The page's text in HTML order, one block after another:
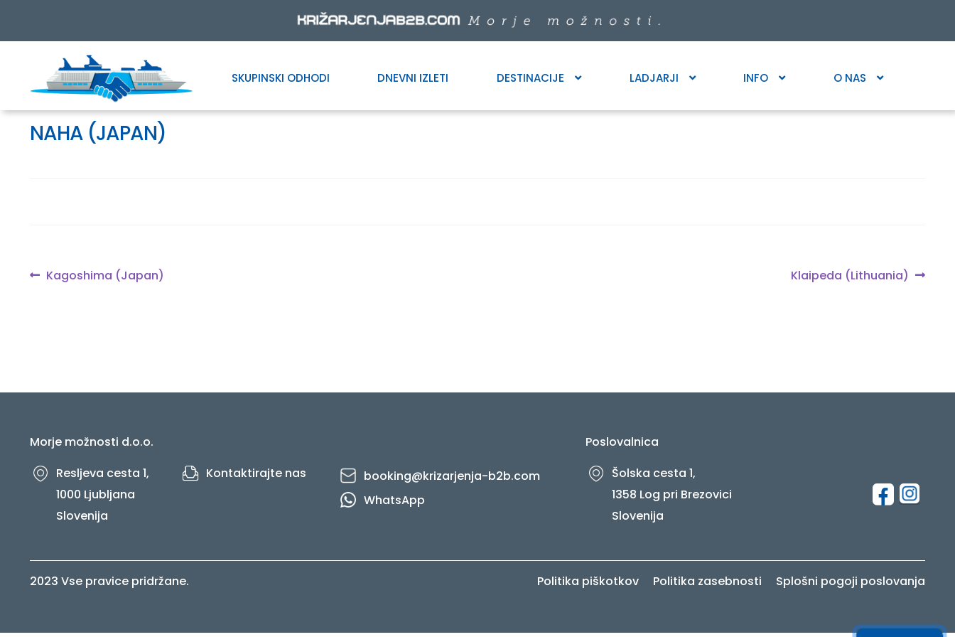
Skip
navigation
Skip
content
SKUPINSKI ODHODI DNEVNI IZLETI DESTINACIJE LADJARJI INFO O NAS
NAHA (JAPAN)
Navigacija
Previous
Kagoshima (Japan)
Next
Klaipeda (Lithuania)
Morje možnosti d.o.o.
Resljeva cesta 1,
1000 Ljubljana
Slovenija
Kontaktirajte nas
booking@krizarjenja-b2b.com
WhatsApp
Poslovalnica
Šolska cesta 1,
1358 Log pri Brezovici
Slovenija
2023 Vse pravice pridržane. Politika piškotkov Politika zasebnosti Splošni pogoji poslovanja